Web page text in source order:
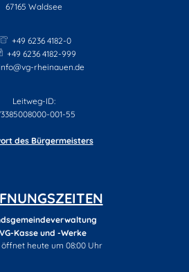
67165 Waldsee
+49 6236 4182-0
+49 6236 4182-999
rheinauen.de
Leitweg-ID:
001-55
des Bürgermeisters
Kasse und -Werke
Öffnungs- oder Schließzeiten
öffnet heute um 08:00 Uhr